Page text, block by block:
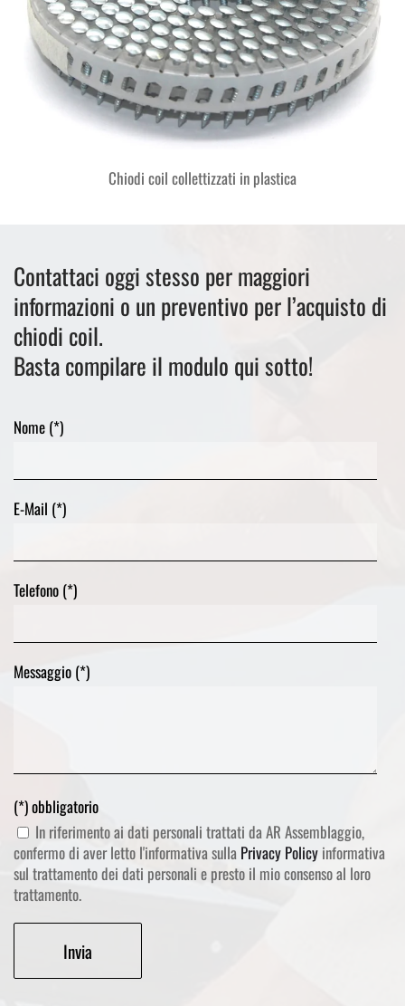
Chiodi coil collettizzati in plastica
Contattaci oggi stesso per maggiori
informazioni o un preventivo per l’acquisto di
chiodi coil.
Basta compilare il modulo qui sotto!
Nome (*)
E-Mail (*)
Telefono (*)
Messaggio (*)
(*) obbligatorio
In riferimento ai dati personali trattati da AR Assemblaggio,
confermo di aver letto l'informativa sulla Privacy Policy informativa
sul trattamento dei dati personali e presto il mio consenso al loro
trattamento.